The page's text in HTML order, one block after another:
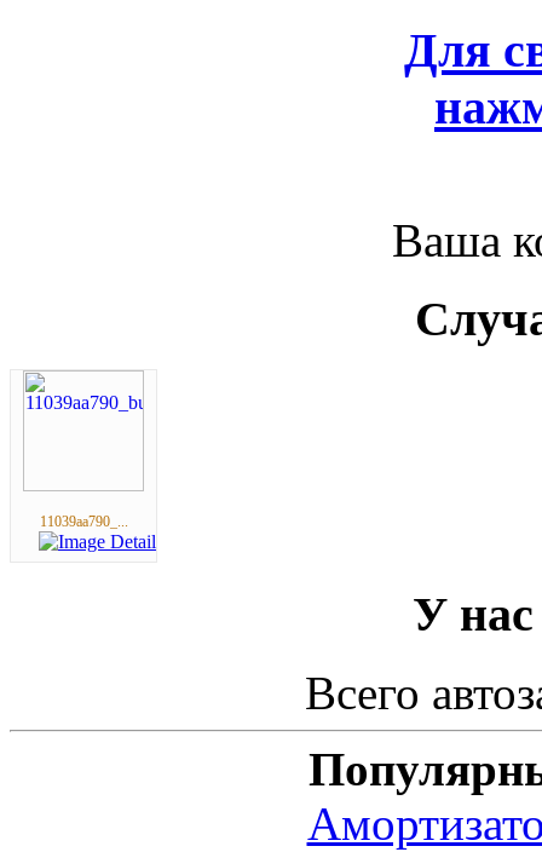
Для
Ваша
11039aa790_...
У
Всего